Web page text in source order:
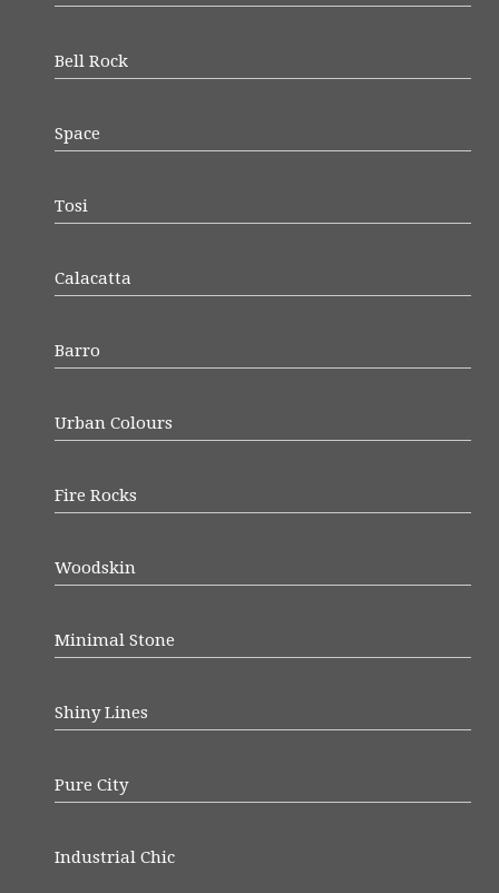
Bell Rock
Space
Tosi
Calacatta
Barro
Urban Colours
Fire Rocks
Woodskin
Minimal Stone
Shiny Lines
Pure City
Industrial Chic